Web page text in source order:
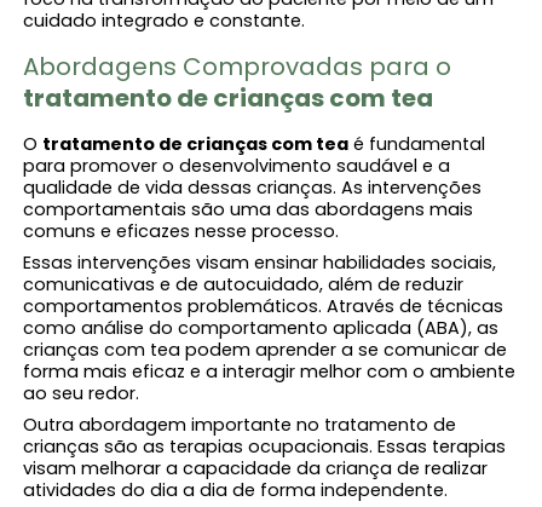
cuidado integrado e constante.
Abordagens Comprovadas para o
tratamento de crianças com tea
O tratamento de crianças com tea é fundamental
para promover o desenvolvimento saudável e a
qualidade de vida dessas crianças. As intervenções
comportamentais são uma das abordagens mais
comuns e eficazes nesse processo.
Essas intervenções visam ensinar habilidades sociais,
comunicativas e de autocuidado, além de reduzir
comportamentos problemáticos. Através de técnicas
como análise do comportamento aplicada (ABA), as
crianças com tea podem aprender a se comunicar de
forma mais eficaz e a interagir melhor com o ambiente
ao seu redor.
Outra abordagem importante no tratamento de
crianças são as terapias ocupacionais. Essas terapias
visam melhorar a capacidade da criança de realizar
atividades do dia a dia de forma independente.